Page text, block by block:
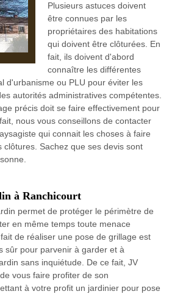
Plusieurs astuces doivent
être connues par les
propriétaires des habitations
qui doivent être clôturées. En
fait, ils doivent d'abord
connaître les différentes
d'urbanisme ou PLU pour éviter les
autorités administratives compétentes.
précis doit se faire effectivement pour
nous vous conseillons de contacter
qui connait les choses à faire
clôtures. Sachez que ses devis sont
à Ranchicourt
permet de protéger le périmètre de
en même temps toute menace
de réaliser une pose de grillage est
sûr pour parvenir à garder et à
sans inquiétude. De ce fait, JV
vous faire profiter de son
à votre profit un jardinier pour pose